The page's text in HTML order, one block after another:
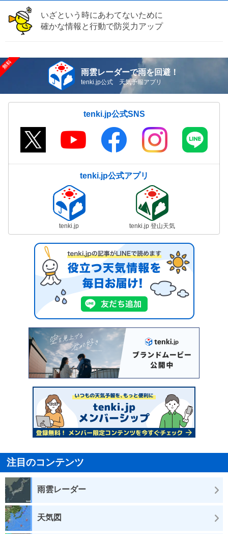
いざという時にあわてないために
確かな情報と行動で防災力アップ
雨雲レーダーで雨を回避！
tenki.jp公式 天気予報アプリ
tenki.jp公式SNS
tenki.jp公式アプリ
tenki.jp tenki.jp 登山天気
注目のコンテンツ
雨雲レーダー
天気図